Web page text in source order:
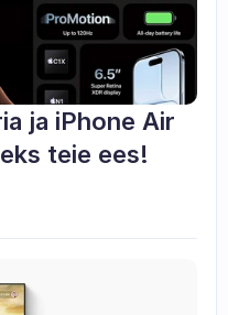
ja iPhone Air
teie ees!